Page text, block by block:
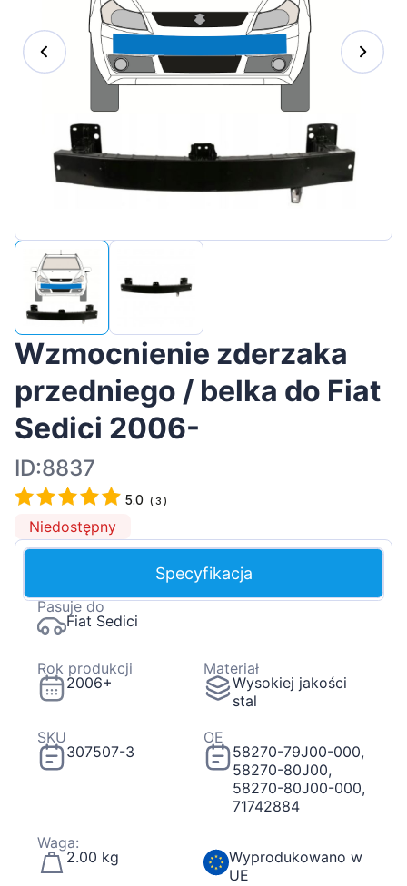
Lietuvių
Hrvatski
Latvian
Slovenčina
Wzmocnienie zderzaka
przedniego / belka do Fiat
Sedici 2006-
ID:8837
5.0 (3 )
Niedostępny
Specyfikacja
Pasuje do
Fiat Sedici
Rok produkcji
2006+
Materiał
Wysokiej jakości
stal
SKU
307507-3
OE
58270-79J00-000,
58270-80J00,
58270-80J00-000,
71742884
Waga:
2.00 kg
Wyprodukowano w
UE